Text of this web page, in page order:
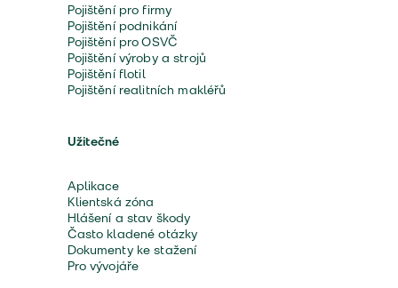
Pojištění pro firmy
Pojištění podnikání
Pojištění pro OSVČ
Pojištění výroby a strojů
Pojištění flotil
Pojištění realitních makléřů
Užitečné
Aplikace
Klientská zóna
Hlášení a stav škody
Často kladené otázky
Dokumenty ke stažení
Pro vývojáře